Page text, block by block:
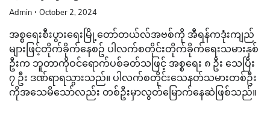
Admin October 2, 2024
အစ္စ​ရေးစီးပွား​ရေးမြို့​တော်တယ်လ်အဗစ်ကို အီရန်ကဒုံးကျည်
များဖြင့်တိုက်ခိုက်​နေစဥ် ပါလက်စတိုင်းတိုက်ခိုက်​ရေးသမားနှစ်
ဦးက ဘူတာကိုဝင်​ရောက်ပစ်ခတ်သဖြင့် အစ္စ​ရေး ၈ ဦး​ သေပြီး
၇ ဦး ဒဏ်ရာရသွားသည်။ ပါလက်စတိုင်း​သေနတ်သမားတစ်ဦး
ကိုအ​သေမိ​သော်လည်း တစ်ဦးမှာလွတ်​မြောက်​နေဆဲဖြစ်သည်။